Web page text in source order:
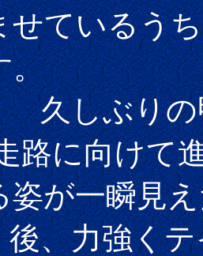
せているう
。
の甲高
路に向けて
姿が一瞬見
くテイ